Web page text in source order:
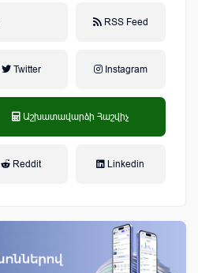
RSS Feed
Twitter Instagram
Աշխատավարձի Հաշվիչ
Reddit Linkedin